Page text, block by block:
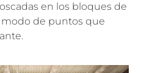
en los bloques de
modo de puntos que